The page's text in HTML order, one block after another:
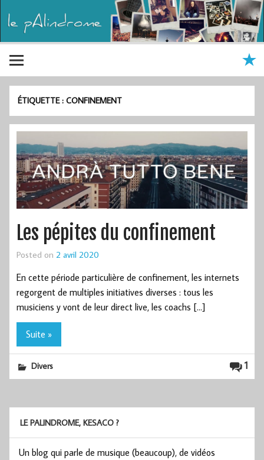
ÉTIQUETTE :CONFINEMENT
Les pépites du confinement
Posted on 2 avril 2020
En cette période particulière de confinement, les internets
regorgent de multiples initiatives diverses : tous les
musiciens y vont de leur direct live, les coachs […]
Suite »
1
Divers
LE PALINDROME, KESACO ?
Un blog qui parle de musique (beaucoup), de vidéos